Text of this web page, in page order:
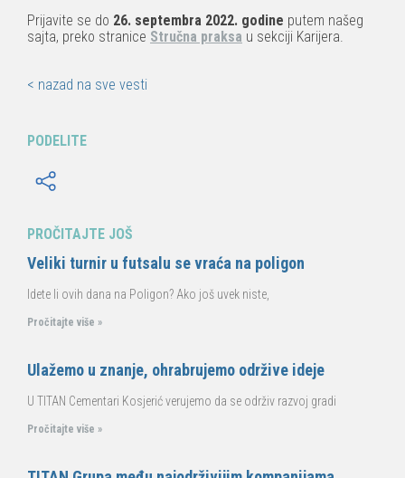
Prijavite se do 26. septembra 2022. godine putem našeg
sajta, preko stranice Stručna praksa u sekciji Karijera.
< nazad na sve vesti
PODELITE
PROČITAJTE JOŠ
Veliki turnir u futsalu se vraća na poligon
Idete li ovih dana na Poligon? Ako još uvek niste,
Pročitajte više »
Ulažemo u znanje, ohrabrujemo održive ideje
U TITAN Cementari Kosjerić verujemo da se održiv razvoj gradi
Pročitajte više »